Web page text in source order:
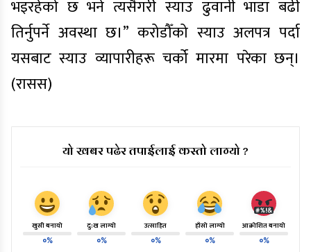
भइरहेको छ भने त्यसैगरी स्याउ ढुवानी भाडा बढी
तिर्नुपर्ने अवस्था छ।” करोडौँको स्याउ अलपत्र पर्दा
यसबाट स्याउ व्यापारीहरू चर्को मारमा परेका छन्।
(रासस)
यो खबर पढेर तपाईलाई कस्तो लाग्यो ?
खुसी बनायो
०%
दु:ख लाग्यो
०%
उत्साहित
०%
हाँसो लाग्यो
०%
आक्रोशित बनायो
०%